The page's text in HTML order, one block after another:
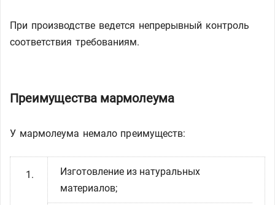
При производстве ведется непрерывный контроль
соответствия требованиям.
Преимущества мармолеума
У мармолеума немало преимуществ:
Изготовление из натуральных
материалов;